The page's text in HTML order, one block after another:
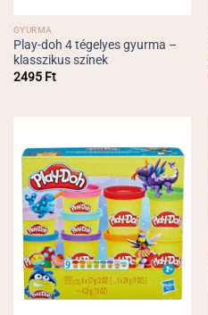
GYURMA
Play-doh 4 tégelyes gyurma –
klasszikus színek
2495 Ft